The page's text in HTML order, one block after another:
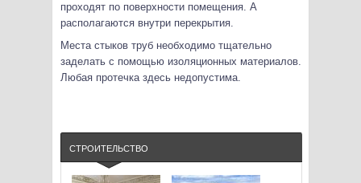
проходят по поверхности помещения. А
располагаются внутри перекрытия.
Места стыков труб необходимо тщательно
заделать с помощью изоляционных материалов.
Любая протечка здесь недопустима.
СТРОИТЕЛЬСТВО